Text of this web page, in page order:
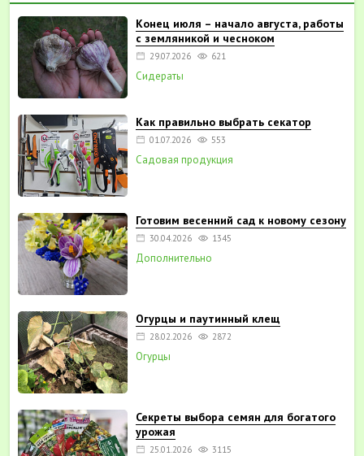
Конец июля – начало августа, работы
с земляникой и чесноком
29.07.2026 621
Сидераты
Как правильно выбрать секатор
01.07.2026 553
Садовая продукция
Готовим весенний сад к новому сезону
30.04.2026 1345
Дополнительно
Огурцы и паутинный клещ
28.02.2026 2872
Огурцы
Секреты выбора семян для богатого
урожая
25.01.2026 3115